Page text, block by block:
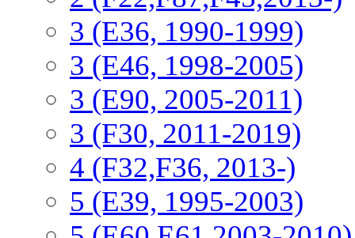
3 (Е36, 1990-1999)
3 (E46, 1998-2005)
3 (E90, 2005-2011)
3 (F30, 2011-2019)
4 (F32,F36, 2013-)
5 (E39, 1995-2003)